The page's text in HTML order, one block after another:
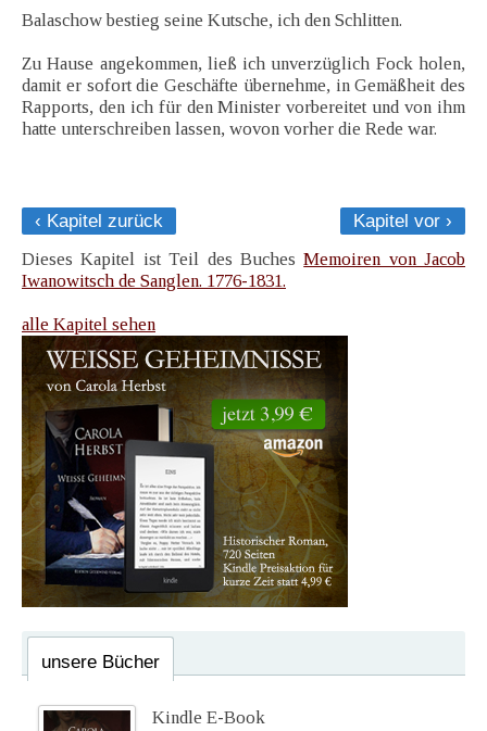
Balaschow bestieg seine Kutsche, ich den Schlitten.
Zu Hause angekommen, ließ ich unverzüglich Fock holen,
damit er sofort die Geschäfte übernehme, in Gemäßheit des
Rapports, den ich für den Minister vorbereitet und von ihm
hatte unterschreiben lassen, wovon vorher die Rede war.
‹ Kapitel zurück
Kapitel vor ›
Dieses Kapitel ist Teil des BuchesMemoiren von Jacob
Iwanowitsch de Sanglen. 1776-1831.
alle Kapitel sehen
unsere Bücher
Kindle E-Book